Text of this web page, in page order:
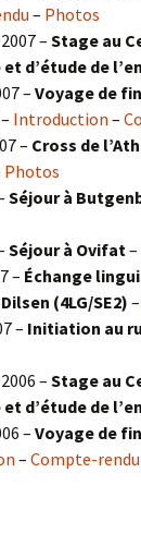
– Photos
– Stage au
d’étude de
– Voyage de
– Introduction –
– Cross de
Photos
Séjour à
Séjour à Ovifat –
– Échange
(4LG/SE2) –
– Initiation au
– Stage au
d’étude de
– Voyage de
– Compte-rendu